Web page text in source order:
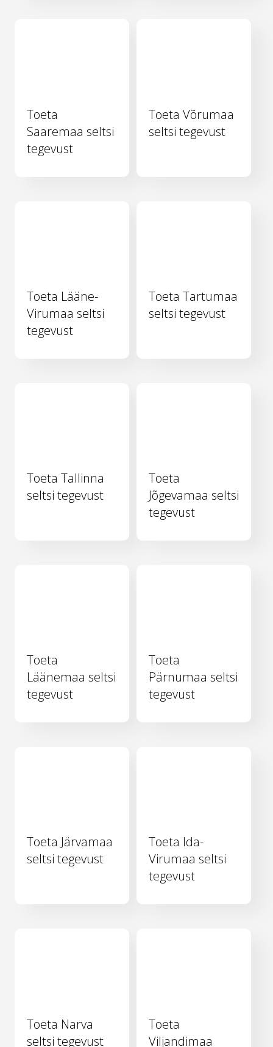
Toeta
Saaremaa seltsi
tegevust
Toeta Võrumaa
seltsi tegevust
Toeta Lääne-
Virumaa seltsi
tegevust
Toeta Tartumaa
seltsi tegevust
Toeta Tallinna
seltsi tegevust
Toeta
Jõgevamaa seltsi
tegevust
Toeta
Läänemaa seltsi
tegevust
Toeta
Pärnumaa seltsi
tegevust
Toeta Järvamaa
seltsi tegevust
Toeta Ida-
Virumaa seltsi
tegevust
Toeta Narva
seltsi tegevust
Toeta
Viljandimaa